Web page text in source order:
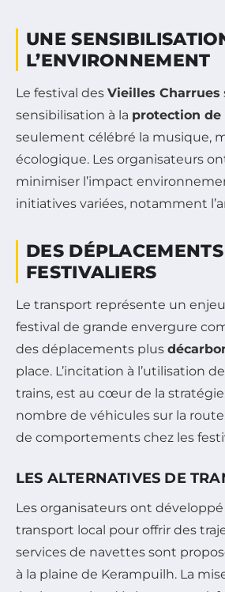
UNE
L’ENVIRONNEMENT
Le festival des Vieilles Charrues
sensibilisation à la protection de
seulement célébré la musique,
écologique. Les organisateurs
minimiser l’impact
initiatives variées, notamment
DES
FESTIVALIERS
Le transport représente un
festival de grande envergure
des déplacements plus
place. L’incitation à l’utilisation
trains, est au cœur de la
nombre de véhicules sur la
de comportements chez les
LES ALTERNATIVES DE
Les organisateurs ont
transport local pour offrir des
services de navettes sont
à la plaine de Kerampuilh. La